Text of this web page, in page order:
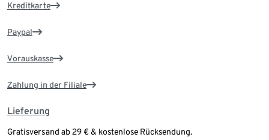
Kreditkarte
Paypal
Vorauskasse
Zahlung in der Filiale
Lieferung
Gratisversand ab 29 € & kostenlose Rücksendung.